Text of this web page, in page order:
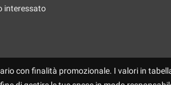
interessato
con finalità promozionale. I valori in